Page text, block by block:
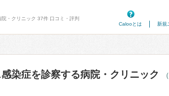
・クリニック 37件 口コミ・評判
Calooとは
新規
染症を診察する病院・クリニック